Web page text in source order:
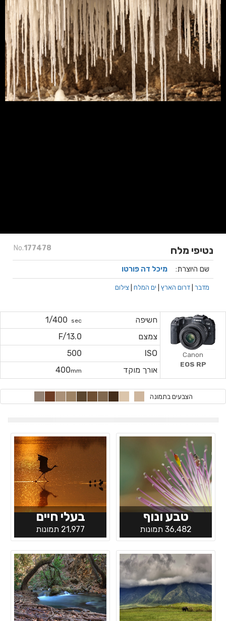
No.177478 נטיפי מלח
שם היוצרת: מיכל דה פורטו
מדבר דרום הארץ ים המלח צילום
חשיפה sec
1/400
צמצם
F/13.0
ISO
500
אורך מוקד
400mm
Canon
EOS RP
הצבעים בתמונה
טבע ונוף
36,482 תמונות
בעלי חיים
21,977 תמונות